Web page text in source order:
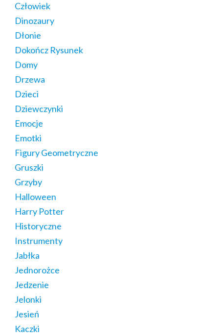
Człowiek
Dinozaury
Dłonie
Dokończ Rysunek
Domy
Drzewa
Dzieci
Dziewczynki
Emocje
Emotki
Figury Geometryczne
Gruszki
Grzyby
Halloween
Harry Potter
Historyczne
Instrumenty
Jabłka
Jednorożce
Jedzenie
Jelonki
Jesień
Kaczki